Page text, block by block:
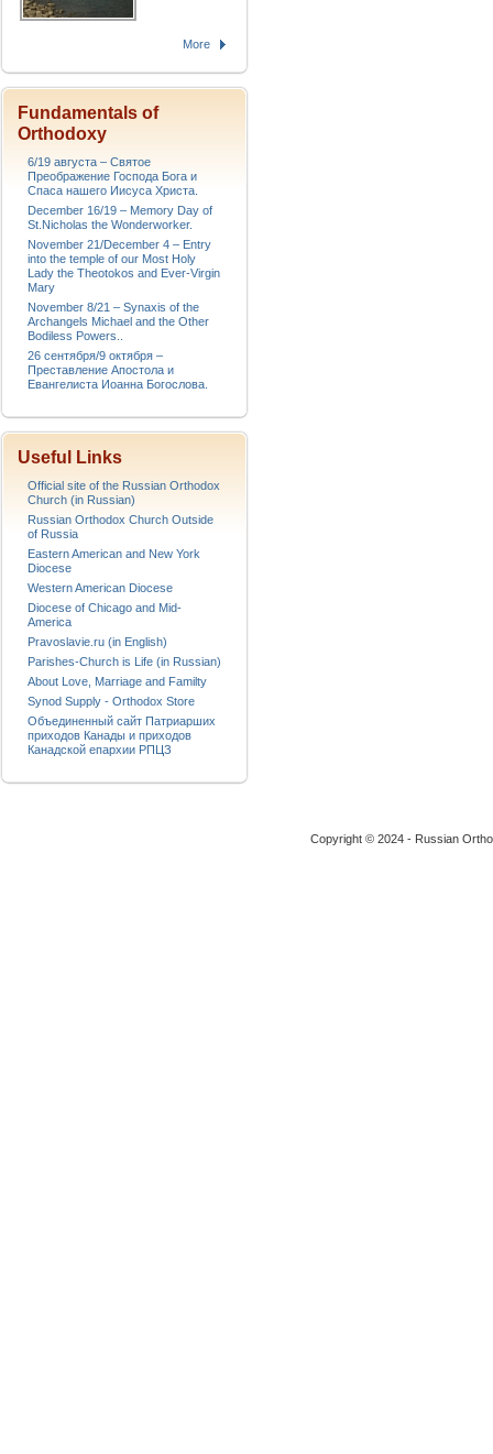
More
Fundamentals of
Orthodoxy
6/19 августа – Святое
Преображение Господа Бога и
Спаса нашего Иисуса Христа.
December 16/19 – Memory Day of
St.Nicholas the Wonderworker.
November 21/December 4 – Entry
into the temple of our Most Holy
Lady the Theotokos and Ever-Virgin
Mary
November 8/21 – Synaxis of the
Archangels Michael and the Other
Bodiless Powers..
26 сентября/9 октября –
Преставление Апостола и
Евангелиста Иоанна Богослова.
Useful Links
Official site of the Russian Orthodox
Church (in Russian)
Russian Orthodox Church Outside
of Russia
Eastern American and New York
Diocese
Western American Diocese
Diocese of Chicago and Mid-
America
Pravoslavie.ru (in English)
Parishes-Church is Life (in Russian)
About Love, Marriage and Familty
Synod Supply - Orthodox Store
Объединенный сайт Патриарших
приходов Канады и приходов
Канадской епархии РПЦЗ
Copyright © 2024 - Russian